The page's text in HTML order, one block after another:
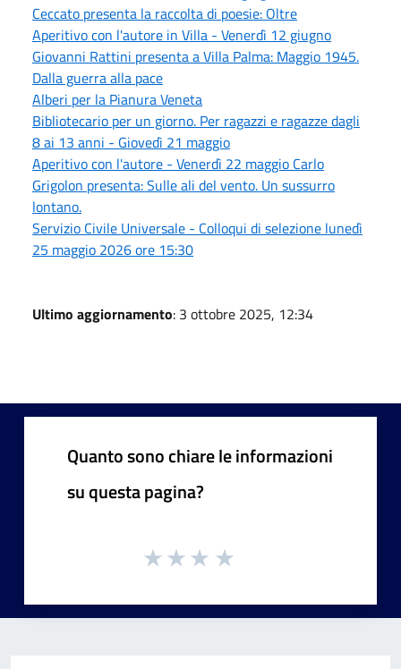
Ceccato presenta la raccolta di poesie: Oltre
Aperitivo con l'autore in Villa - Venerdì 12 giugno
Giovanni Rattini presenta a Villa Palma: Maggio 1945.
Dalla guerra alla pace
Alberi per la Pianura Veneta
Bibliotecario per un giorno. Per ragazzi e ragazze dagli
8 ai 13 anni - Giovedì 21 maggio
Aperitivo con l'autore - Venerdì 22 maggio Carlo
Grigolon presenta: Sulle ali del vento. Un sussurro
lontano.
Servizio Civile Universale - Colloqui di selezione lunedì
25 maggio 2026 ore 15:30
Ultimo aggiornamento: 3 ottobre 2025, 12:34
Quanto sono chiare le informazioni
su questa pagina?